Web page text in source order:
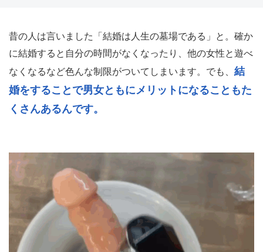
昔の人は言いました「結婚は人生の墓場である」と。確か
に結婚すると自分の時間がなくなったり、他の女性と遊べ
なくなるなど色んな制限がついてしまいます。でも、 結
婚をすることで男女ともにメリットになることもた
くさんあるんです。